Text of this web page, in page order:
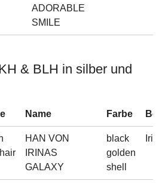
ADORABLE
SMILE
& BLH in silber und
Name Farbe
HAN VON
IRINAS
GALAXY
black
golden
shell